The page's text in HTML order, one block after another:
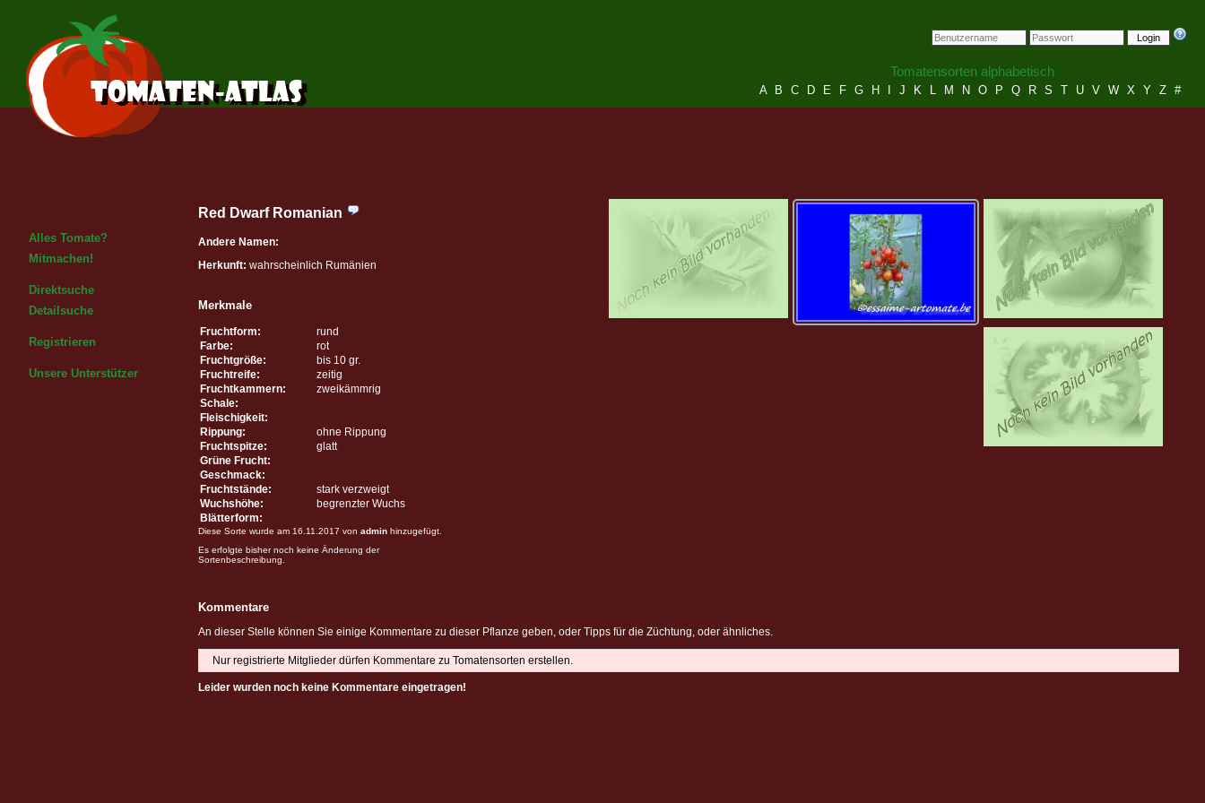
Login
Tomatensorten alphabetisch
A B C D E F G H J K L M N O P Q R S T U V W X Y Z #
Alles Tomate?
Mitmachen!
Direktsuche
Detailsuche
Registrieren
Unsere Unterstützer
Red Dwarf Romanian
Andere Namen:
Herkunft: wahrscheinlich Rumänien
Merkmale
Fruchtform:
rund
Farbe:
rot
Fruchtgröße:
bis 10 gr.
Fruchtreife:
zeitig
Fruchtkammern:
zweikämmrig
Schale:
Fleischigkeit:
Rippung:
ohne Rippung
Fruchtspitze:
glatt
Grüne Frucht:
Geschmack:
Fruchtstände:
stark verzweigt
Wuchshöhe:
begrenzter Wuchs
Blätterform:
Diese Sorte wurde am 16.11.2017 von admin hinzugefügt.
Es erfolgte bisher noch keine Änderung der
Sortenbeschreibung.
Kommentare
An dieser Stelle können Sie einige Kommentare zu dieser Pflanze geben, oder Tipps für die Züchtung, oder ähnliches.
Nur registrierte Mitglieder dürfen Kommentare zu Tomatensorten erstellen.
Leider wurden noch keine Kommentare eingetragen!